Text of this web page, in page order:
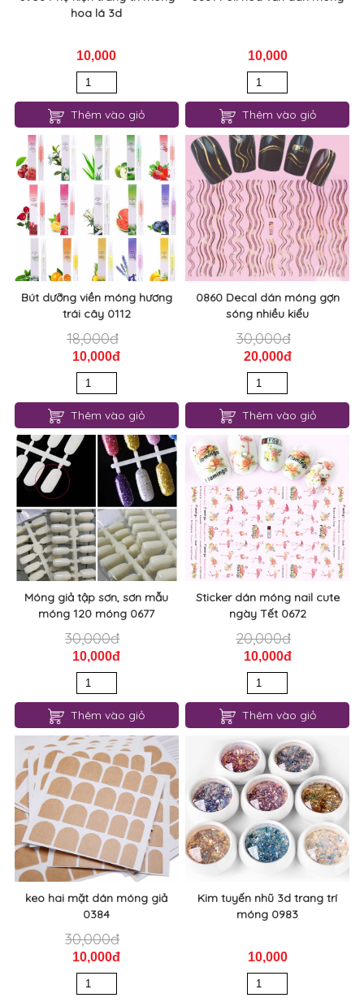
hoa lá 3d
10,000
Thêm vào giỏ
10,000
Thêm vào giỏ
Bút dưỡng viền móng hương
trái cây 0112
18,000đ
10,000đ
Thêm vào giỏ
0860 Decal dán móng gợn
sóng nhiều kiểu
30,000đ
20,000đ
Thêm vào giỏ
Móng giả tập sơn, sơn mẫu
móng 120 móng 0677
30,000đ
10,000đ
Thêm vào giỏ
Sticker dán móng nail cute
ngày Tết 0672
20,000đ
10,000đ
Thêm vào giỏ
keo hai mặt dán móng giả
0384
30,000đ
10,000đ
Kim tuyến nhũ 3d trang trí
móng 0983
10,000